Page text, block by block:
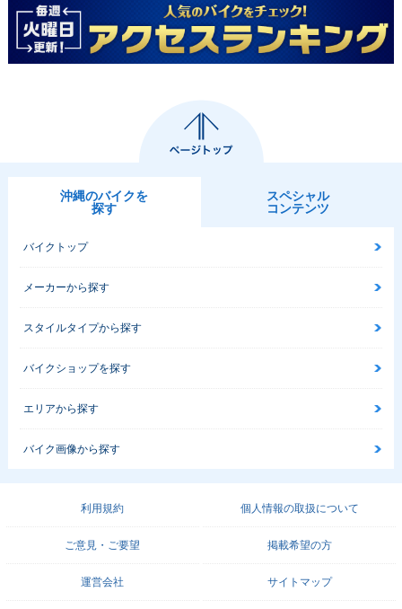
沖縄のバイクを
探す
スペシャル
コンテンツ
バイクトップ
メーカーから探す
スタイルタイプから探す
バイクショップを探す
エリアから探す
バイク画像から探す
利用規約 個人情報の取扱について
ご意見・ご要望 掲載希望の方
運営会社 サイトマップ